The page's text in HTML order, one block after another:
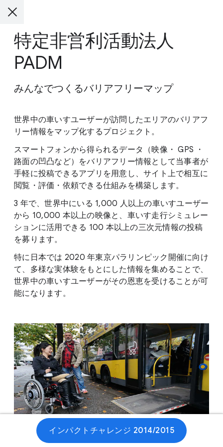
特定非営利活動法人
PADM
みんなでつくるバリアフリーマップ
世界中の車いすユーザーが訪問したエリアのバリアフ
リー情報をマップ化するプロジェクト。
スマートフォンから得られるデータ（映像・ GPS ・
路面の凹凸など）をバリアフリー情報として当事者が
手軽に投稿できるアプリを用意し、サイト上で相互に
閲覧・評価・依頼できる仕組みを構築します。
3 年で、世界中にいる 1,000 人以上の車いすユーザー
から 10,000 本以上の映像と、車いす走行シミュレー
ションに活用できる 100 本以上の三次元情報の投稿
を募ります。
特に日本では 2020 年東京パラリンピック開催に向け
て、多様な実体験をもとにした情報を集めることで、
世界中の車いすユーザーがその恩恵を受けることが可
能になります。
インパクトチャレンジ 2014/2015